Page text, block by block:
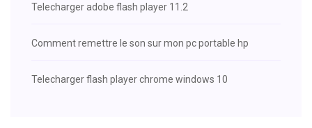
Telecharger adobe flash player 11.2
Comment remettre le son sur mon pc portable hp
Telecharger flash player chrome windows 10